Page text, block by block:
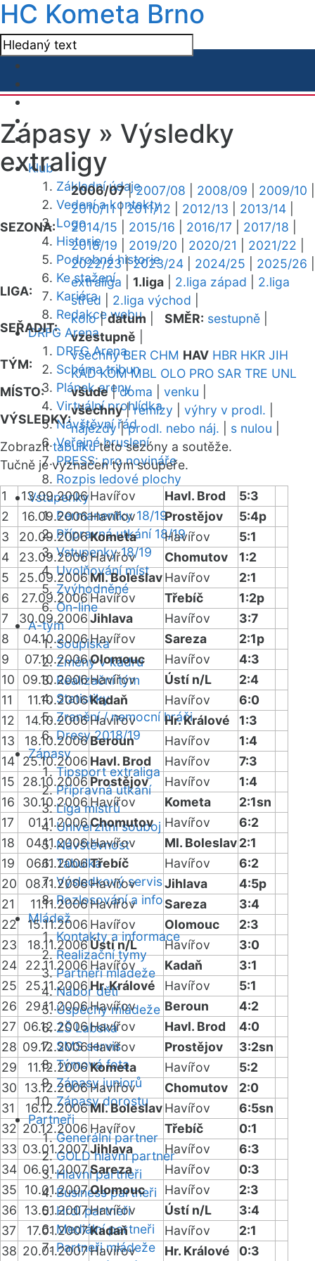
HC Kometa Brno
Klub
Základní údaje
Vedení a kontakty
Logo
Historie
Podrobná historie
Ke stažení
Kariéra
Redakce webu
DRFG Arena
DRFG Arena
Schéma tribun
Plánek areny
Virtuální prohlídka
Návštěvní řád
Veřejné bruslení
PRESS: pro novináře
Rozpis ledové plochy
Vstupenky
Permanentky 18/19
Přípravná utkání 18/19
Vstupenky 18/19
Uvolňování míst
Zvýhodněné
On-line
A-tým
Soupiska
Změny v kádru
Realizační tým
Statistiky
Zranění / nemocní hráči
Dresy 2018/19
Zápasy
Tipsport extraliga
Přípravná utkání
Liga mistrů
Univerzitní souboj
Návštěvnost
Tabulka
Výsledkový servis
Rozlosování a info
Mládež
Kontakty a informace
Realizační týmy
Partneři mládeže
Nábor dětí
Úspěchy mládeže
ZŠ Labská
SMS servis
Týmová fota
Zápasy juniorů
Zápasy dorostu
Partneři
Generální partner
GOLD hlavní partner
Hlavní partneři
Business partneři
Hrdí partneři
Mediální partneři
Partneři mládeže
Zápasy » Výsledky
extraligy
SEZONA:
2006/07|2007/08 2008/09 2009/10
2010/11|2011/12 2012/13 2013/14
2014/15
2015/16 2016/17 2017/18
2018/19
2019/20 2020/21 2021/22
2022/23|2023/24 2024/25 2025/26
LIGA:
extraliga 1.liga 2.liga západ
2.liga
střed
2.liga východ
SEŘADIT:
kolo|datum SMĚR: sestupně
vzestupně
TÝM:
všechny BER CHM HAV HBR HKR JIH
KAD KOM MBL OLO PRO SAR TRE UNL
MÍSTO:
všude|doma venku
VÝSLEDKY:
všechny|remízy výhry v prodl.
nájezdy|prodl. nebo náj. s nulou
Zobrazittabulkutéto sezóny a soutěže.
Tučně je vyznačen tým soupeře.
1 13.09.2006Havířov Havl. Brod
5:3
2
16.09.2006Havířov Prostějov
5:4p
3
20.09.2006Kometa Havířov
5:1
4
23.09.2006Havířov Chomutov
1:2
5
25.09.2006 Ml. BoleslavHavířov
2:1
6
27.09.2006Havířov Třebíč
1:2p
7
30.09.2006Jihlava Havířov
3:7
8
04.10.2006Havířov Sareza
2:1p
9
07.10.2006Olomouc Havířov
4:3
10
09.10.2006Havířov Ústí n/L
2:4
11
11.10.2006Kadaň Havířov
6:0
12
14.10.2006Havířov Hr. Králové
1:3
13
18.10.2006Beroun Havířov
1:4
14 25.10.2006 Havl. Brod Havířov
7:3
15
28.10.2006 Prostějov Havířov
1:4
16
30.10.2006 Havířov Kometa
2:1sn
17
01.11.2006Chomutov Havířov
6:2
18
04.11.2006Havířov Ml. Boleslav2:1
19
06.11.2006Třebíč Havířov
6:2
20
08.11.2006Havířov Jihlava
4:5p
21
11.11.2006Havířov Sareza
3:4
22
15.11.2006 Havířov Olomouc
2:3
23
18.11.2006Ústí n/L Havířov
3:0
24
22.11.2006 Havířov Kadaň
3:1
25
25.11.2006 Hr. Králové Havířov
5:1
26
29.11.2006Havířov Beroun
4:2
27 06.12.2006Havířov Havl. Brod
4:0
28 09.12.2006Havířov Prostějov
3:2sn
29
11.12.2006Kometa Havířov
5:2
30
13.12.2006Havířov Chomutov
2:0
31
16.12.2006Ml. BoleslavHavířov
6:5sn
32 20.12.2006 Havířov Třebíč
0:1
33 03.01.2007Jihlava Havířov
6:3
34 06.01.2007Sareza Havířov
0:3
35
10.01.2007Olomouc Havířov
2:3
36
13.01.2007Havířov Ústí n/L
3:4
37
17.01.2007Kadaň Havířov
2:1
38 20.01.2007Havířov Hr. Králové 0:3